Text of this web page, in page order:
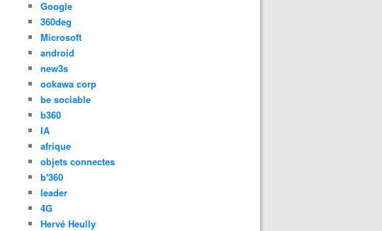
Google
360deg
Microsoft
android
new3s
ookawa corp
be sociable
b360
IA
afrique
objets connectes
b'360
leader
4G
Hervé Heully